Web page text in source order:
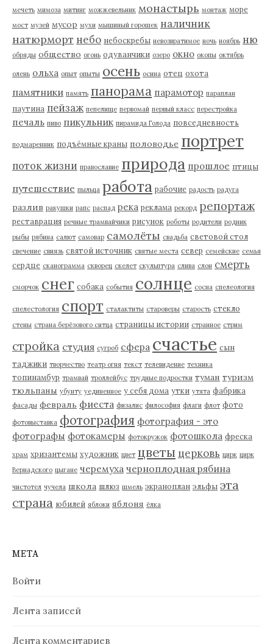
мечеть мимоза митинг можжевельник монастырь монтаж море
мост музей мусор мухи мышиный горошек наличник
натюрморт небо небоскребы невозвратимое ночь ноябрь ню
обряды общество огонь одуванчики озеро окно окопы октябрь
олень ольха опыт опыты осень осина отец охота
памятники память панорама парамотор параплан
паутина пейзаж пепелище первомай первый класс перестройка
печаль пиво пикульник пирамида Голода повседневность
подмаренник подъёмные краны половодье портрет
поток жизни православие природа прошлое птицы
путешествие пыльца работа рабочие радость радуга
разлив ракушки рапс распад река реклама рекорд репортаж
реставрация речные трамвайчики рисунок роботы родители родник
рыбы рябина салют самовар самолёты свадьба световой стол
свечение свиязь святой источник святые места север семейские семья
сердце сканограмма скворец скелет скульптура слива слон смерть
сморчок снег собака события солнце сосна спелеология
спелестология спорт сталактиты староверы старость стекло
стены страна берёзового ситца страницы истории странное стрим
стройка студия сугроб сфера счастье сын
таджики творчество театр огня текст телевидение техника
топинамбур трамвай троллейбус трудные подростки туман туризм
тюльпаны убунту уединенное у себя дома утки утята фабрика
фасады февраль фиеста физалис философия флаги флот фото
фотовыставка фотография фотография - это
фотографы фотокамеры фотокружок фотошкола фреска
храм хризантемы художник цвет цветы церковь цирк цирк
Вернадского цыгане черемуха черноплодная рябина
чистотел чучела школа шлюз шмель экраноплан эльфы эта
страна юбилей яблоки яблоня ёлка
МЕТА
Войти
Лента записей
Лента комментариев